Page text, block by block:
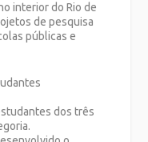
interior do Rio de
de pesquisa
públicas e
dos três